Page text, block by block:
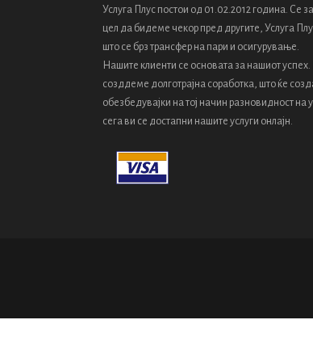
Услуга Плус постои од 01.02.2012 година.
цел да бидеме чекор пред другите, Услуга
што се брз трансфер на пари и осигурување.
Нашите клиенти се основата за нашиот
созддеме долготрајна соработка, што ќе
обезбедувајки на тој начин разновидност
сега ви се достапни нашите услуги онлајн.